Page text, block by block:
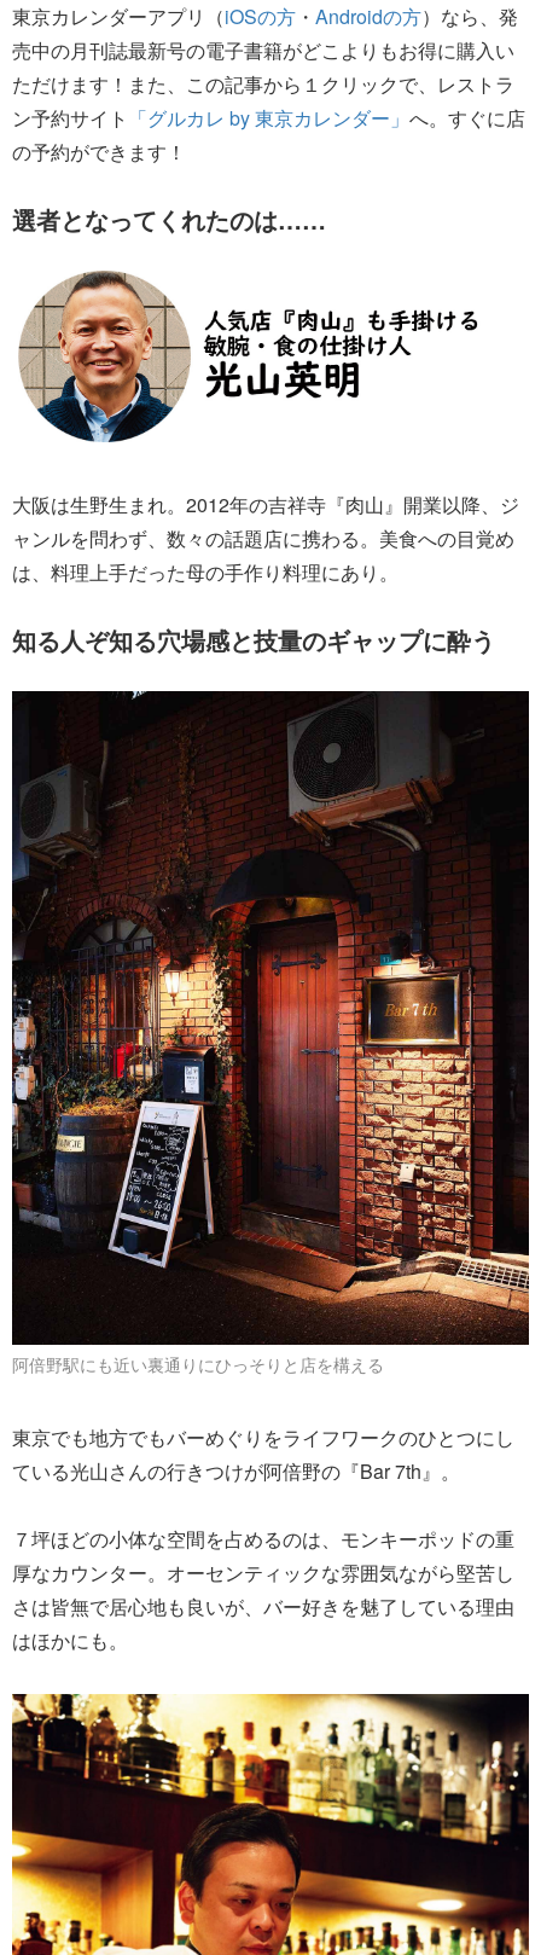
東京カレンダーアプリ（iOSの方 ・ Androidの方）なら、発
売中の月刊誌最新号の電子書籍がどこよりもお得に購入い
ただけます！また、この記事から１クリックで、レストラ
ン予約サイト 「グルカレ by 東京カレンダー」 へ。すぐに店
の予約ができます！
選者となってくれたのは……
大阪は生野生まれ。2012年の吉祥寺『肉山』開業以降、ジ
ャンルを問わず、数々の話題店に携わる。美食への目覚め
は、料理上手だった母の手作り料理にあり。
知る人ぞ知る穴場感と技量のギャップに酔う
阿倍野駅にも近い裏通りにひっそりと店を構える
東京でも地方でもバーめぐりをライフワークのひとつにし
ている光山さんの行きつけが阿倍野の『Bar 7th』。
７坪ほどの小体な空間を占めるのは、モンキーポッドの重
厚なカウンター。オーセンティックな雰囲気ながら堅苦し
さは皆無で居心地も良いが、バー好きを魅了している理由
はほかにも。